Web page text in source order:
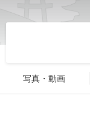
写真・動画